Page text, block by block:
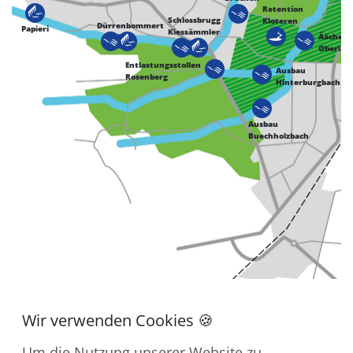
Papieri Dürrenbommert
Schlossbrugg
Kiessämmler
Retention
Kloteren
Ausbau
Hinterburgbach
Ausbau
Buechholzbach
Entlastungsstollen
Rosenberg
Äächeli
Oberlauf